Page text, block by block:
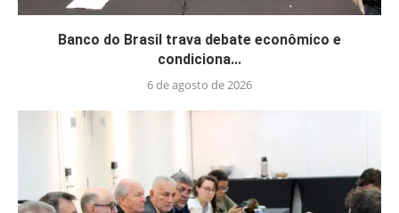
Banco do Brasil trava debate econômico e
condiciona...
6 de agosto de 2026